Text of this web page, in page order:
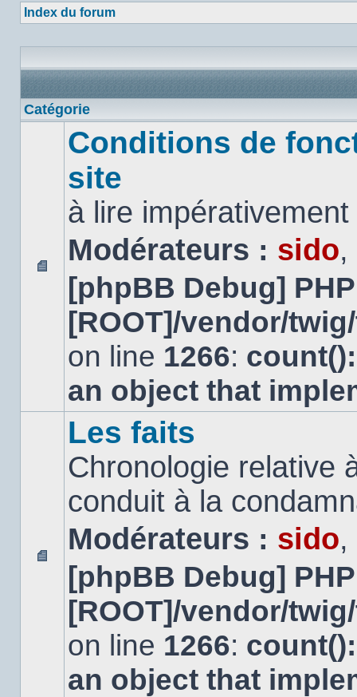
Index du forum
Catégorie
Aucun
message
non
Conditions de
site
à lire impérativement
Modérateurs : sido,
[phpBB Debug]
[ROOT]/vendor/
on line 1266:
an object that
Aucun
message
non
Les faits
Chronologie relative
conduit à la
Modérateurs : sido,
[phpBB Debug]
[ROOT]/vendor/
on line 1266:
an object that